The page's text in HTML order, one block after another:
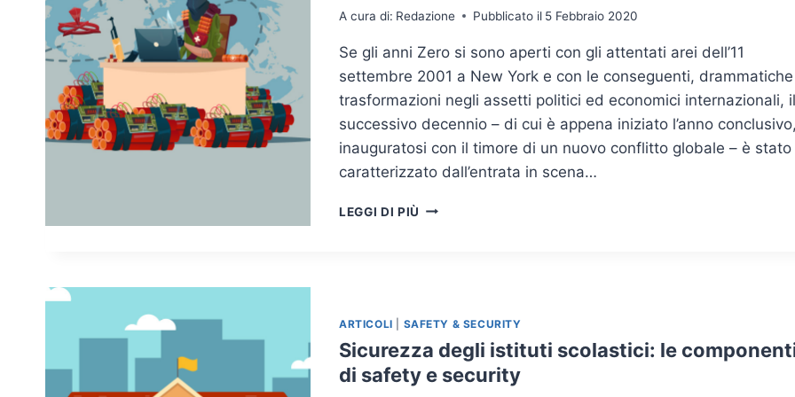
A cura di: Redazione Pubblicato il 5 Febbraio 2020
Se gli anni Zero si sono aperti con gli attentati arei dell’11
settembre 2001 a New York e con le conseguenti, drammatiche
trasformazioni negli assetti politici ed economici internazionali, il
successivo decennio – di cui è appena iniziato l’anno conclusivo,
inauguratosi con il timore di un nuovo conflitto globale – è stato
caratterizzato dall’entrata in scena…
LEGGI DI PIÙ MINACCIA
MISURE
PREVENZIONE
ARTICOLI SAFETY & SECURITY
Sicurezza degli istituti scolastici: le
di safety e security